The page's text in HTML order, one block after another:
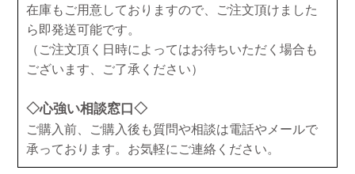
在庫もご用意しておりますので、ご注文頂けました
ら即発送可能です。
（ご注文頂く日時によってはお待ちいただく場合も
ございます、ご了承ください）
◇心強い相談窓口◇
ご購入前、ご購入後も質問や相談は電話やメールで
承っております。お気軽にご連絡ください。